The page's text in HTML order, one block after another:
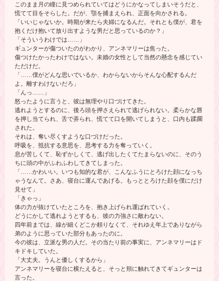
このまま月の瞳に見つめられていてはどうにかなってしまいそうだと、
慌てて目をそらした。だが、顎を捕まえられ、正面を向かされる。
「いいじゃないか。時期が来たら夫婦になるんだ。それとも僕が、君を
抱くだけ抱いて放り出すような男だと思っているのか？」
「そういうわけでは……」
ギュンターが傷ついたのがわかり、アンネマリーは焦った。
傷つけたかったわけではない。未婚の女性として当然の懸念を感じてい
ただけだ。
「……僕がどんな思いでいるか、わからないからそんな心配するんだ
よ。離すわけないだろ」
「んっ……」
怒ったように言うと、彼は無理やり口づけてきた。
逃れようとするのに、後ろ頭を押さえられて逃げられない。柔らかな唇
を押し当てられ、舌で弄られ、慌てて口を開いてしまうと、口内も蹂躙
された。
それは、奪い尽くすような口づけだった。
呼吸を、抵抗する意思を、思考する力を奪っていく。
息が苦しくて、恥ずかしくて、逃げ出したくてたまらないのに、そのう
ちに頭の中がふわふわしてきてしまった。
「……かわいい。いつも知的な君が、こんなふうにとろけた顔になっち
ゃうなんて。さあ、寝台に運んであげる。もっととろけた顔を僕にだけ
見せて」
「きゃっ」
体の力が抜けていたところを、抱き上げられ運ばれていく。
どうにかして逃れようとするも、彼の力強さに敵わない。
四年前までは、線が細くどこか頼りなくて、それゆえ年上でありながら
弟のように思っていた部分もあったのに。
今の彼は、立派な男の人だ。その当たり前の事実に、アンネマリーはド
キドキしていた。
「大丈夫。うんと優しくするから」
アンネマリーを寝台に横たえると、そっと頬に触れてきてギュンターは
言った。